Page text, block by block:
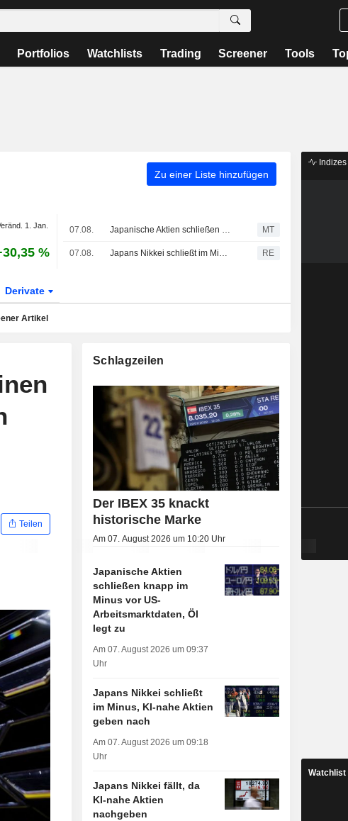
Portfolios Watchlists Trading Screener Tools
Zu einer Liste hinzufügen
1. Jan.
%
07.08. Japanische Aktien schließen knapp im Minus vor US-Arbeitsmarktdaten, Öl legt zu MT
07.08. Japans Nikkei schließt im Minus, KI-nahe Aktien geben nach RE
Derivate
Artikel
Teilen
Schlagzeilen
Der IBEX 35 knackt
historische Marke
Am 07. August 2026 um 10:20 Uhr
Japanische Aktien
schließen knapp im
Minus vor US-
Arbeitsmarktdaten, Öl
legt zu
Am 07. August 2026 um 09:37
Uhr
Japans Nikkei schließt
im Minus, KI-nahe Aktien
geben nach
Am 07. August 2026 um 09:18
Uhr
Japans Nikkei fällt, da
KI-nahe Aktien
nachgeben
Indizes
Watchlist